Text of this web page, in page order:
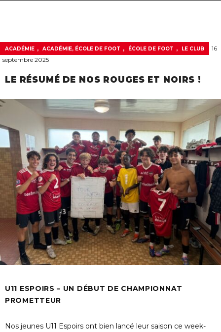
ACADÉMIE , ACADÉMIE, ÉCOLE DE FOOT , ÉCOLE DE FOOT , LE CLUB
16
septembre 2025
LE RÉSUMÉ DE NOS ROUGES ET NOIRS !
U11 ESPOIRS – UN DÉBUT DE CHAMPIONNAT
PROMETTEUR
Nos jeunes U11 Espoirs ont bien lancé leur saison ce week-